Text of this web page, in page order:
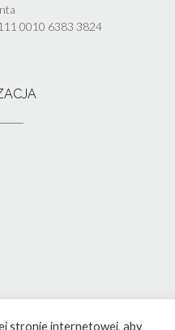
0010 6383 3824
stronie internetowej, aby